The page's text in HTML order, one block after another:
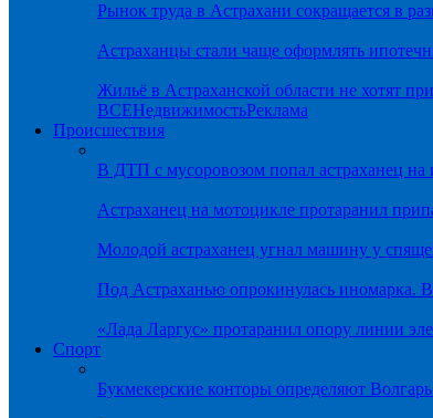
Рынок труда в Астрахани сокращается в
Астраханцы стали чаще оформлять
Жильё в Астраханской области не хотят
ВСЕНедвижимостьРеклама
Происшествия
В ДТП с мусоровозом попал астраханец на
Астраханец на мотоцикле протаранил
Молодой астраханец угнал машину у
Под Астраханью опрокинулась иномарка.
«Лада Ларгус» протаранил опору линии
Спорт
Букмекерские конторы определяют